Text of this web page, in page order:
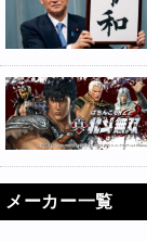
メーカー一覧